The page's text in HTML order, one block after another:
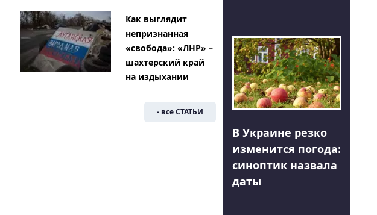
Как выглядит
непризнанная
«свобода»: «ЛНР» –
шахтерский край
на издыхании
- все СТАТЬИ
В Украине резко
изменится погода:
синоптик назвала
даты